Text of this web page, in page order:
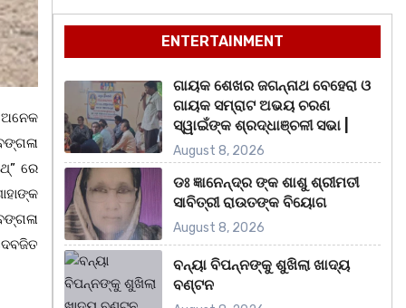
ରେ
ENTERTAINMENT
ଗାୟକ ଶେଖର ଜଗନ୍ନାଥ ବେହେରା ଓ
ଗାୟକ ସମ୍ରାଟ ଅଭୟ ଚରଣ
ସ୍ୱାଇଁଙ୍କ ଶ୍ରଦ୍ଧାଞ୍ଚଳୀ ସଭା |
August 8, 2026
ଡଃ ଜ୍ଞାନେନ୍ଦ୍ର ଙ୍କ ଶାଶୁ ଶ୍ରୀମତୀ
ସାବିତ୍ରୀ ରାଉତଙ୍କ ବିୟୋଗ
August 8, 2026
ବନ୍ୟା ବିପନ୍ନଙ୍କୁ ଶୁଖିଲା ଖାଦ୍ୟ
ବଣ୍ଟନ